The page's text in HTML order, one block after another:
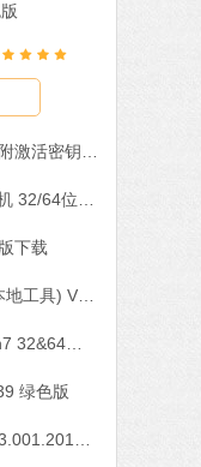
下载
绿色版
石大师一键重装系统
软件语言：简体中文